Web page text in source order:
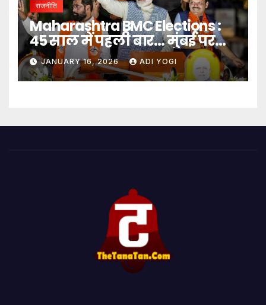
राजनीति
Maharashtra BMC Elections :
45 साल में पहली बार… मुंबई पर
बादशाहत
JANUARY 16, 2026 ADI YOGI